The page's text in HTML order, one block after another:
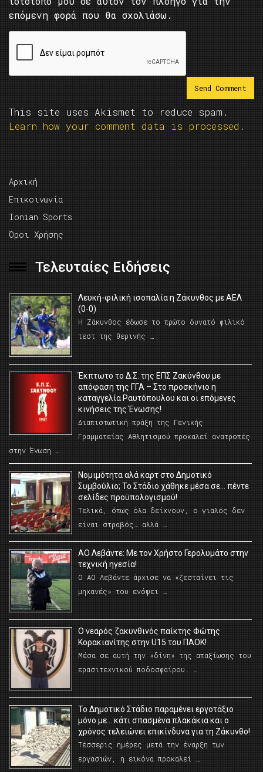
επόμενη φορά που θα σχολιάσω.
This site uses Akismet to reduce spam.
Learn how your comment data is processed.
Αρχική
Επικοινωνία
Ionian Sports
Όροι Χρήσης
Τελευταίες Ειδήσεις
Λευκή-φιλική ισοπαλία η Ζάκυνθος με ΑΕΛ
(0-0)
Η Ζάκυνθος έδωσε το πρώτο δυνατό φιλικό
τεστ της θερινής …
Έκπτωτο το Δ.Σ. της ΕΠΣ Ζακύνθου με
απόφαση της ΓΓΑ – Στο προσκήνιο η
καταγγελία Ραυτόπουλου και οι επόμενες
κινήσεις της Ένωσης!
Διαπιστωτική πράξη της Γενικής
Γραμματείας Αθλητισμού προκαλεί ανατροπές
στην Ένωση …
Νομιμότητα αλά καρτ στο Δημοτικό
Συμβούλιο; Το Στάδιο χάθηκε μέσα σε… πέντε
σελίδες προϋπολογισμού!
Τελικά, όπως όλα δείχνουν, ο γιαλός δεν
είναι στραβός… αλλά …
ΑΟ Λεβάντε: Με τον Χρήστο Γερολυμάτο στην
τεχνική ηγεσία!
Ο ΑΟ Λεβάντε άρχισε να «ζεσταίνει τις
μηχανές» του ενόψει …
O νεαρός ζακυνθινός παίκτης Φώτης
Κορακιανίτης στην U15 του ΠΑΟΚ!
Μέσα σε αυτή την «δίνη» της απαξίωσης του
ερασιτεχνικού ποδοσφαίρου. …
Το Δημοτικό Στάδιο παραμένει εργοτάξιο
μόνο με… κάτι σπασμένα πλακάκια και ο
χρόνος τελειώνει επικίνδυνα για τη Ζάκυνθο!
Τέσσερις ημέρες μετά την έναρξη των
εργασιών, η εικόνα προκαλεί …